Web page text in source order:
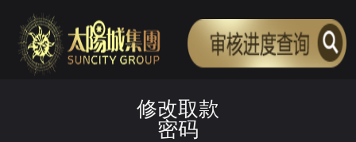
修改取款
密码